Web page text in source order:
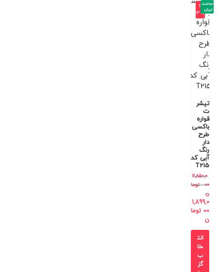
-3
3%
تیشر
ت
قواره
باکسی
طرح
دار
رنگ
آبی کد
T215
2,850,0
00
توما
ن
1,899,0
00 توما
ن
ساخت
ایران
انت
خا
ب
گز